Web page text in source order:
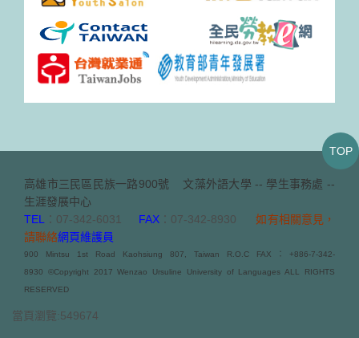
高雄市三民區民族一路900號
文藻外語大學 -- 學生事務處 --
生涯發展中心
TEL
：07-342-6031 FAX：07-342-8930
如有相關意見，
請聯絡網頁維護員
900 Mintsu 1st Road Kaohsiung 807, Taiwan R.O.C FAX：+886-7-342-
8930 ©Copyright 2017 Wenzao Ursuline University of Languages ALL RIGHTS
RESERVED
當頁瀏覽:549674
TOP